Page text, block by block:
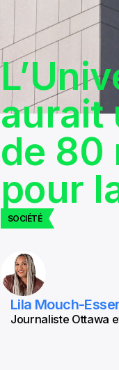
SOCIÉTÉ
aurait
de 80
pour
Lila Mouch-
Journaliste Ottawa